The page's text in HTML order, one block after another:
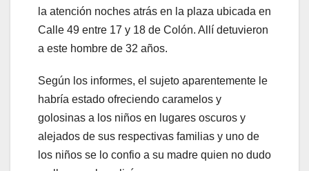
la atención noches atrás en la plaza ubicada en
Calle 49 entre 17 y 18 de Colón. Allí detuvieron
a este hombre de 32 años.
Según los informes, el sujeto aparentemente le
habría estado ofreciendo caramelos y
golosinas a los niños en lugares oscuros y
alejados de sus respectivas familias y uno de
los niños se lo confio a su madre quien no dudo